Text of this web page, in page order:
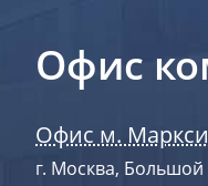
Офис
Офис м.
г. Москва,